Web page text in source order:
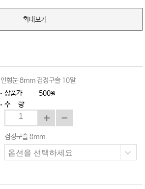
확대보기
인형눈 8mm 검정구슬 10알
상품가
500원
수 량
검정구슬 8mm